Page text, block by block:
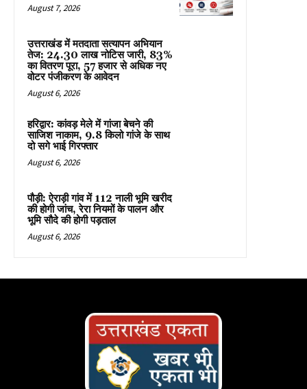
August 7, 2026
उत्तराखंड में मतदाता सत्यापन अभियान
तेज: 24.30 लाख नोटिस जारी, 83%
का वितरण पूरा, 57 हजार से अधिक नए
वोटर पंजीकरण के आवेदन
August 6, 2026
हरिद्वार: कांवड़ मेले में गांजा बेचने की
साजिश नाकाम, 9.8 किलो गांजे के साथ
दो सगे भाई गिरफ्तार
August 6, 2026
पौड़ी: ऐराड़ी गांव में 112 नाली भूमि खरीद
की होगी जांच, रेरा नियमों के पालन और
भूमि सौदे की होगी पड़ताल
August 6, 2026